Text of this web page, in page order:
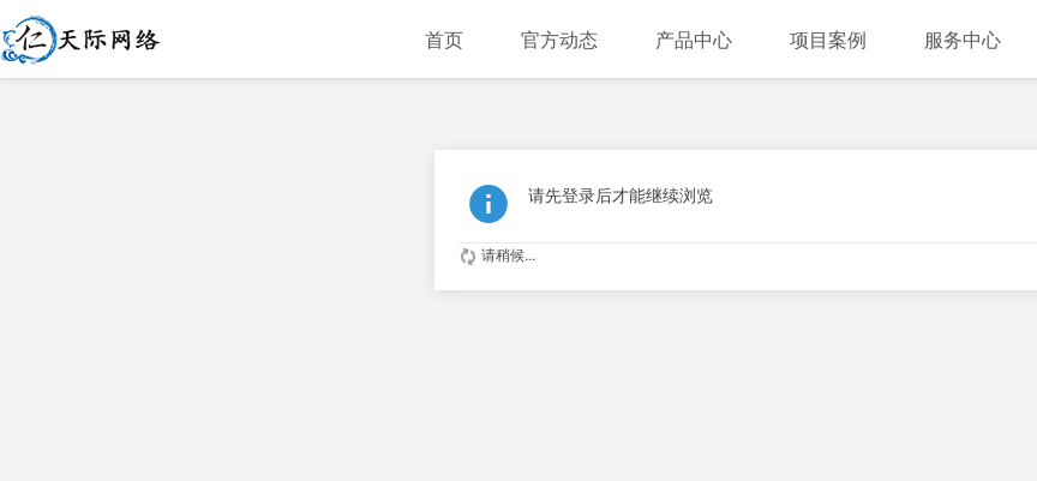
首页 官方动态 产品中心 项目案例 服务中心
请先登录后才能继续浏览
请稍候...